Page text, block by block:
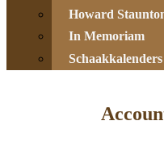
Howard
In Memoriam